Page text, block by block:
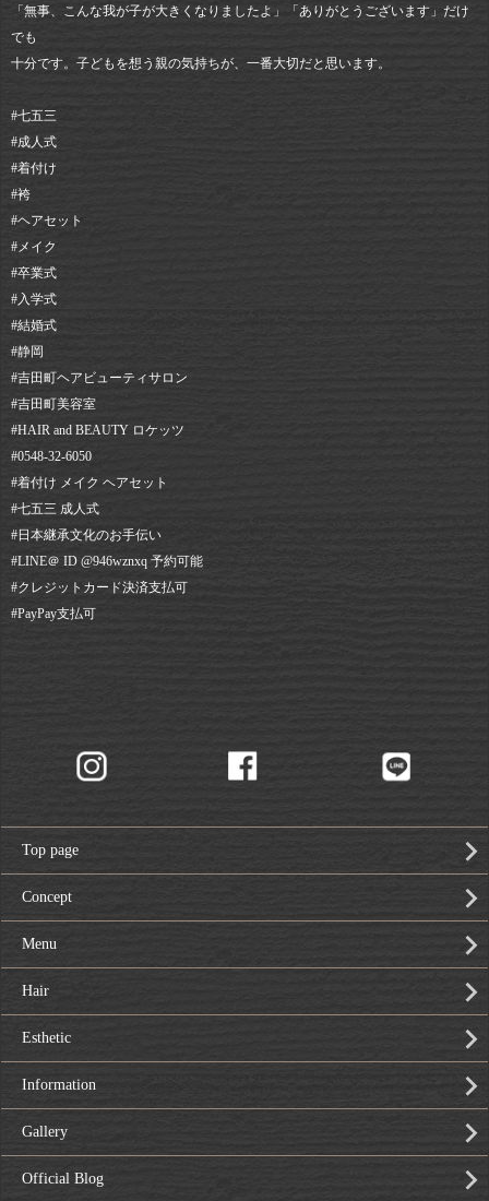
「無事、こんな我が子が大きくなりましたよ」「ありがとうございます」だけ
でも
十分です。子どもを想う親の気持ちが、一番大切だと思います。
#七五三
#成人式
#着付け
#袴
#ヘアセット
#メイク
#卒業式
#入学式
#結婚式
#静岡⠀
#吉田町ヘアビューティサロン⠀
#吉田町美容室⠀
#HAIR and BEAUTY ロケッツ⠀
#0548-32-6050⠀
#着付け メイク ヘアセット⠀
#七五三 成人式⠀
#日本継承文化のお手伝い⠀
#LINE＠ ID @946wznxq 予約可能⠀
#クレジットカード決済支払可⠀
#PayPay支払可
Top page
Concept
Menu
Hair
Esthetic
Information
Gallery
Official Blog